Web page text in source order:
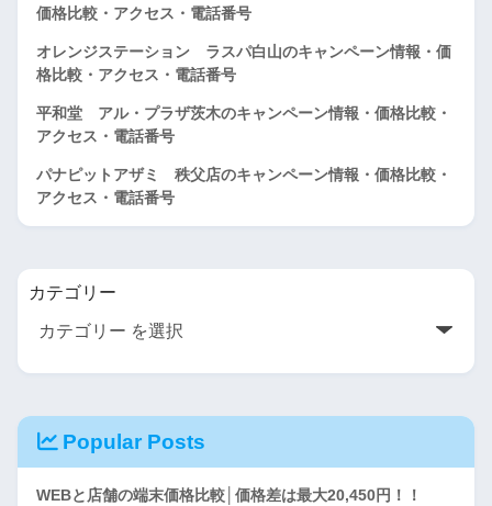
価格比較・アクセス・電話番号
オレンジステーション ラスパ白山のキャンペーン情報・価
格比較・アクセス・電話番号
平和堂 アル・プラザ茨木のキャンペーン情報・価格比較・
アクセス・電話番号
パナピットアザミ 秩父店のキャンペーン情報・価格比較・
アクセス・電話番号
カテゴリー
Popular Posts
WEBと店舗の端末価格比較│価格差は最大20,450円！！